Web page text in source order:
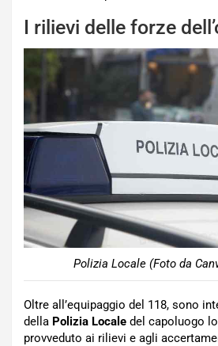
I rilievi delle forze
Polizia Locale (Foto da
Oltre all’equipaggio del 118, sono
della Polizia Locale del capoluogo
provveduto ai rilievi e agli